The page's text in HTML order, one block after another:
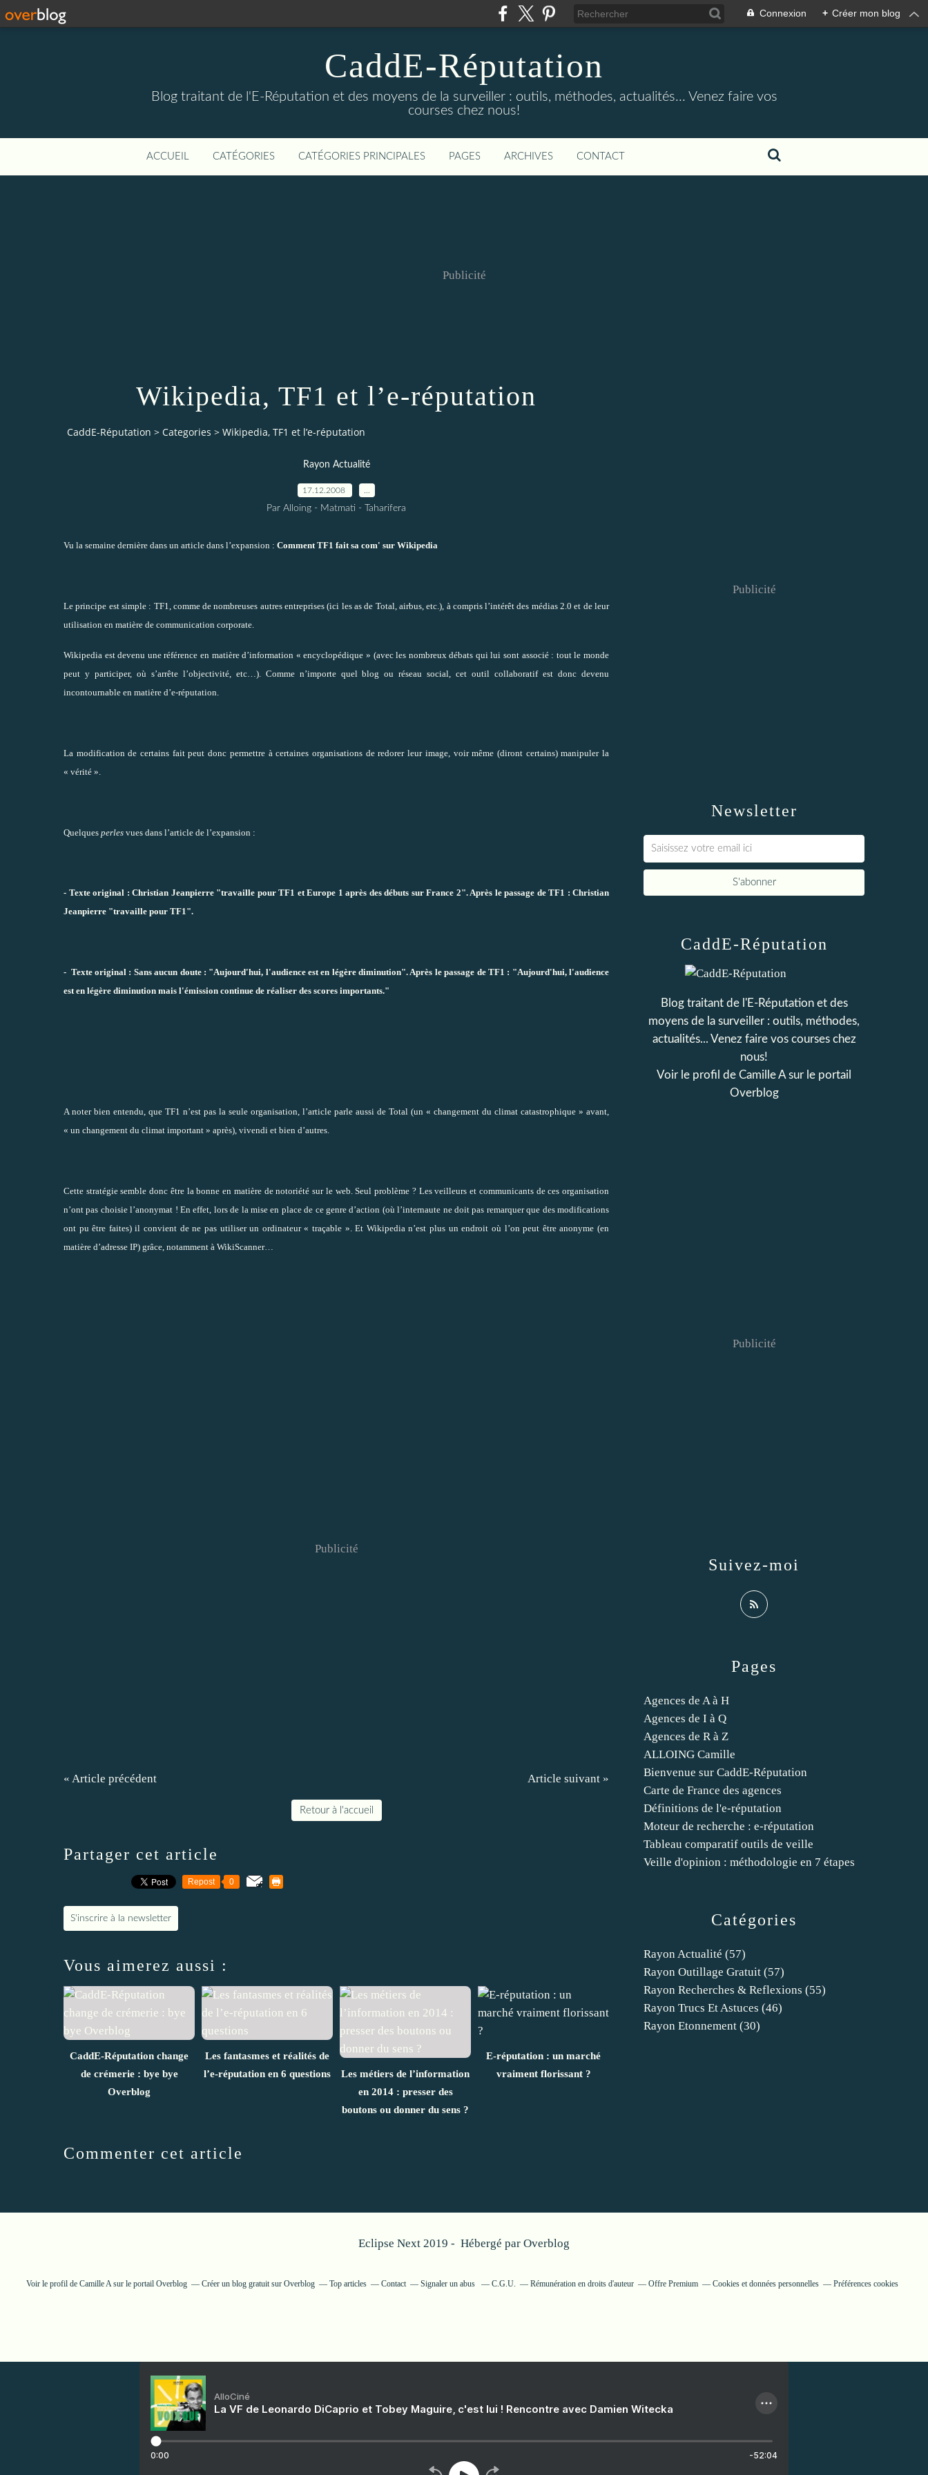
Connexion + Créer mon blog
CaddE-Réputation
Blog traitant de l'E-Réputation et des moyens de la surveiller : outils, méthodes, actualités... Venez faire vos
courses chez nous!
ACCUEIL CATÉGORIES CATÉGORIES PRINCIPALES PAGES ARCHIVES CONTACT
Publicité
Wikipedia, TF1 et l’e-réputation
CaddE-Réputation > Categories > Wikipedia, TF1 et l’e-réputation
Rayon Actualité
17.12.2008
Par Alloing - Matmati - Taharifera
Vu la semaine dernière dans un article dans l’expansion : Comment TF1 fait sa com' sur Wikipedia
Le principe est simple : TF1, comme de nombreuses autres entreprises (ici les as de Total, airbus, etc.), à compris l’intérêt des médias 2.0 et de leur
utilisation en matière de communication corporate.
Wikipedia est devenu une référence en matière d’information « encyclopédique » (avec les nombreux débats qui lui sont associé : tout le monde
peut y participer, où s’arrête l’objectivité, etc…). Comme n’importe quel blog ou réseau social, cet outil collaboratif est donc devenu
incontournable en matière d’e-réputation.
La modification de certains fait peut donc permettre à certaines organisations de redorer leur image, voir même (diront certains) manipuler la
« vérité ».
Quelques perles vues dans l’article de l’expansion :
- Texte original : Christian Jeanpierre "travaille pour TF1 et Europe 1 après des débuts sur France 2". Après le passage de TF1 : Christian
Jeanpierre "travaille pour TF1".
- Texte original : Sans aucun doute : "Aujourd'hui, l'audience est en légère diminution". Après le passage de TF1 : "Aujourd'hui, l'audience
est en légère diminution mais l'émission continue de réaliser des scores importants."
A noter bien entendu, que TF1 n’est pas la seule organisation, l’article parle aussi de Total (un « changement du climat catastrophique » avant,
« un changement du climat important » après), vivendi et bien d’autres.
Cette stratégie semble donc être la bonne en matière de notoriété sur le web. Seul problème ? Les veilleurs et communicants de ces organisation
n’ont pas choisie l’anonymat ! En effet, lors de la mise en place de ce genre d’action (où l’internaute ne doit pas remarquer que des modifications
ont pu être faites) il convient de ne pas utiliser un ordinateur « traçable ». Et Wikipedia n’est plus un endroit où l’on peut être anonyme (en
matière d’adresse IP) grâce, notamment à WikiScanner…
Publicité
« Article précédent Article suivant »
Retour à l'accueil
Partager cet article
Repost 0
S'inscrire à la newsletter
Vous aimerez aussi :
CaddE-Réputation change
de crémerie : bye bye
Overblog
Les fantasmes et réalités de
l’e-réputation en 6 questions
Les métiers de l’information
en 2014 : presser des
boutons ou donner du sens ?
E-réputation : un marché
vraiment florissant ?
Commenter cet article
Newsletter
Publicité
Catégories
Rayon Actualité (57)
Rayon Outillage Gratuit (57)
Rayon Recherches & Reflexions (55)
Rayon Trucs Et Astuces (46)
Rayon Etonnement (30)
Pages
Agences de A à H
Agences de I à Q
Agences de R à Z
ALLOING Camille
Bienvenue sur CaddE-Réputation
Carte de France des agences
Définitions de l'e-réputation
Moteur de recherche : e-réputation
Tableau comparatif outils de veille
Veille d'opinion : méthodologie en 7 étapes
CaddE-Réputation
Blog traitant de l'E-Réputation et des
moyens de la surveiller : outils, méthodes,
actualités... Venez faire vos courses chez
nous!
Voir le profil de Camille A sur le portail
Overblog
Suivez-moi
Publicité
Eclipse Next 2019 - Hébergé par Overblog
Voir le profil de Camille Asur le portail Overblog Créer un blog gratuit sur Overblog Top articles Contact Signaler un abus C.G.U. Rémunération en droits d'auteur Offre Premium Cookies et données personnelles Préférences cookies
AlloCiné
La VF de Leonardo DiCaprio et Tobey Maguire, c'est lui ! Rencontre avec Damien Witecka
0:00 -52:04